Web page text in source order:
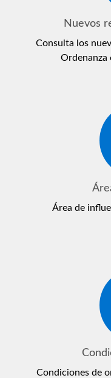
Nuevos
Consulta los
Ordenanza
Área de
Condiciones de